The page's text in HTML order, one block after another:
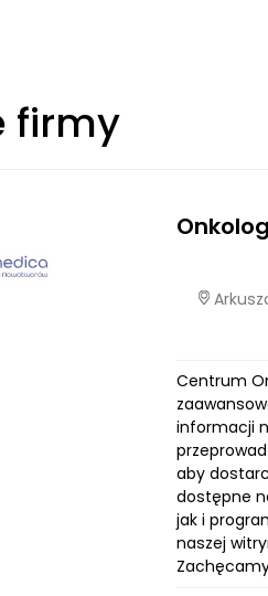
firmy
Centrum
informacji
aby
dostępne
jak i
naszej